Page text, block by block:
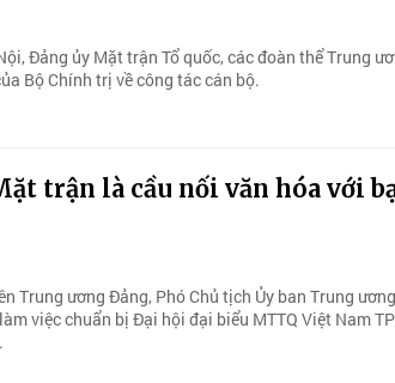
Đảng ủy Mặt trận Tổ quốc, các đoàn thể Trung
Bộ Chính trị về công tác cán bộ.
trận là cầu nối văn hóa với
Trung ương Đảng, Phó Chủ tịch Ủy ban Trung
việc chuẩn bị Đại hội đại biểu MTTQ Việt Nam